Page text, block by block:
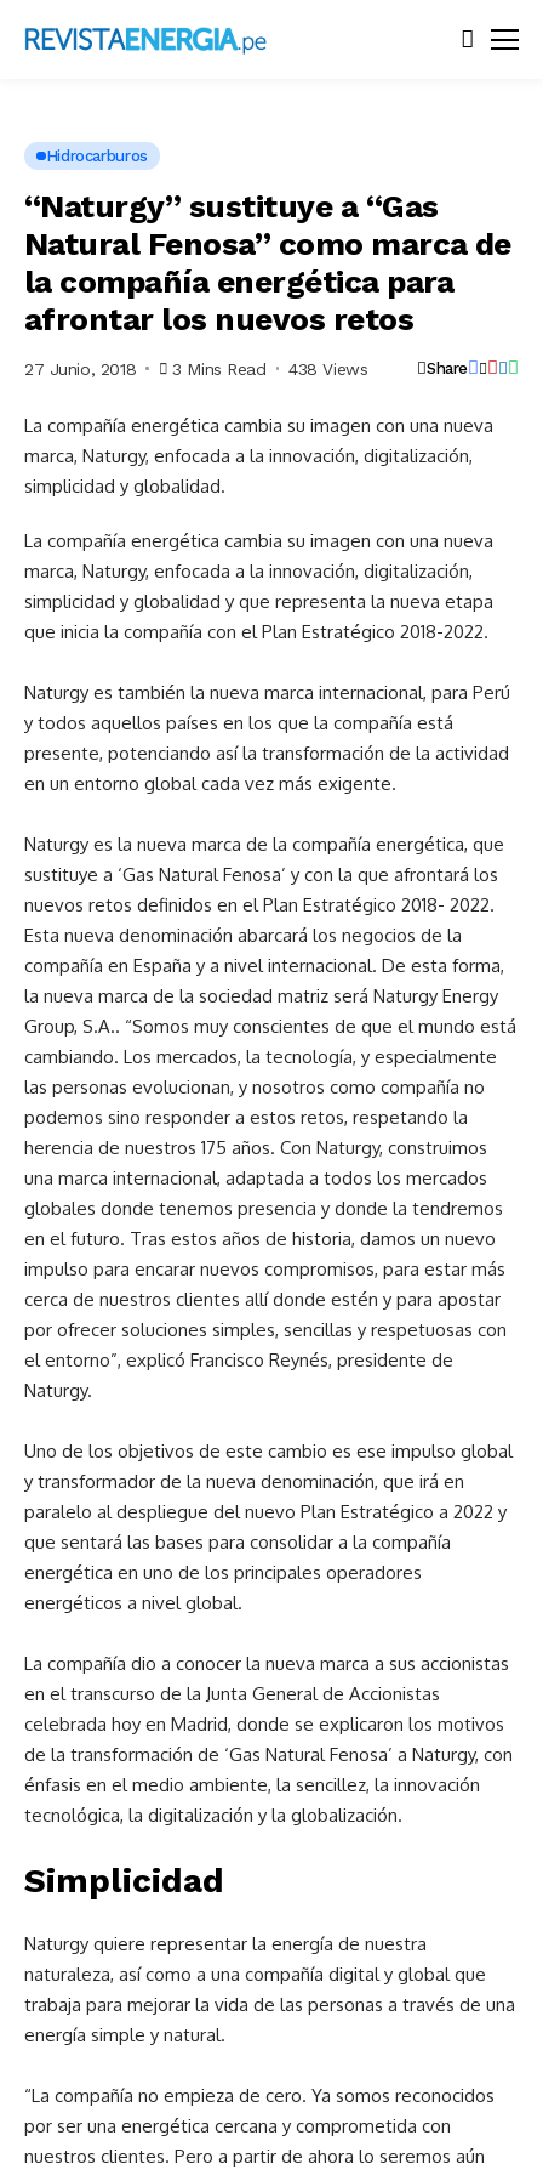
Hidrocarburos
“Naturgy” sustituye a “Gas
Natural Fenosa” como marca de
la compañía energética para
afrontar los nuevos retos
27 Junio, 2018 3 Mins Read 438 Views Share
La compañía energética cambia su imagen con una nueva
marca, Naturgy, enfocada a la innovación, digitalización,
simplicidad y globalidad.
La compañía energética cambia su imagen con una nueva
marca, Naturgy, enfocada a la innovación, digitalización,
simplicidad y globalidad y que representa la nueva etapa
que inicia la compañía con el Plan Estratégico 2018-2022.
Naturgy es también la nueva marca internacional, para Perú
y todos aquellos países en los que la compañía está
presente, potenciando así la transformación de la actividad
en un entorno global cada vez más exigente.
Naturgy es la nueva marca de la compañía energética, que
sustituye a ‘Gas Natural Fenosa’ y con la que afrontará los
nuevos retos definidos en el Plan Estratégico 2018- 2022.
Esta nueva denominación abarcará los negocios de la
compañía en España y a nivel internacional. De esta forma,
la nueva marca de la sociedad matriz será Naturgy Energy
Group, S.A.. “Somos muy conscientes de que el mundo está
cambiando. Los mercados, la tecnología, y especialmente
las personas evolucionan, y nosotros como compañía no
podemos sino responder a estos retos, respetando la
herencia de nuestros 175 años. Con Naturgy, construimos
una marca internacional, adaptada a todos los mercados
globales donde tenemos presencia y donde la tendremos
en el futuro. Tras estos años de historia, damos un nuevo
impulso para encarar nuevos compromisos, para estar más
cerca de nuestros clientes allí donde estén y para apostar
por ofrecer soluciones simples, sencillas y respetuosas con
el entorno”, explicó Francisco Reynés, presidente de
Naturgy.
Uno de los objetivos de este cambio es ese impulso global
y transformador de la nueva denominación, que irá en
paralelo al despliegue del nuevo Plan Estratégico a 2022 y
que sentará las bases para consolidar a la compañía
energética en uno de los principales operadores
energéticos a nivel global.
La compañía dio a conocer la nueva marca a sus accionistas
en el transcurso de la Junta General de Accionistas
celebrada hoy en Madrid, donde se explicaron los motivos
de la transformación de ‘Gas Natural Fenosa’ a Naturgy, con
énfasis en el medio ambiente, la sencillez, la innovación
tecnológica, la digitalización y la globalización.
Simplicidad
Naturgy quiere representar la energía de nuestra
naturaleza, así como a una compañía digital y global que
trabaja para mejorar la vida de las personas a través de una
energía simple y natural.
“La compañía no empieza de cero. Ya somos reconocidos
por ser una energética cercana y comprometida con
nuestros clientes. Pero a partir de ahora lo seremos aún